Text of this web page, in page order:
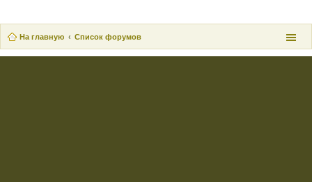
На главную Список форумов